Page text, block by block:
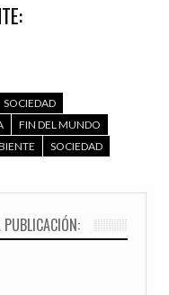
SOCIEDAD
FIN DEL MUNDO
SOCIEDAD